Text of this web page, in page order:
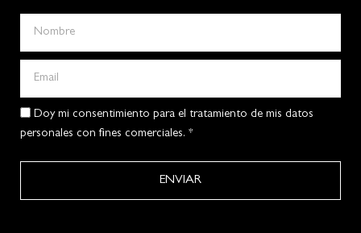
Doy mi consentimiento para el tratamiento de mis datos
personales con fines comerciales. *
ENVIAR